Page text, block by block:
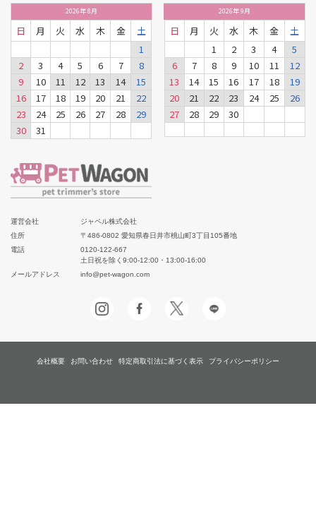
2026年8月
日 月 火 水 木 金
土
1
2
3 4 5 6 7
8
9
10 11 12 13 14
15
16
17 18 19 20 21
22
23
24 25 26 27 28
29
30
31
2026年9月
日 月 火 水 木 金
土
1
2 3 4
5
6
7 8 9 10 11
12
13
14 15 16 17 18
19
20
21 22 23 24 25
26
27
28 29 30
運営会社
ジャペル株式会社
住所
〒486-0802 愛知県春日井市桃山町3丁目105番地
電話
0120-122-667
土日祝を除く9:00-12:00・13:00-16:00
メールアドレス
info@pet-wagon.com
会社概要 お問い合わせ 特定商取引法に基づく表示 プライバシーポリシー